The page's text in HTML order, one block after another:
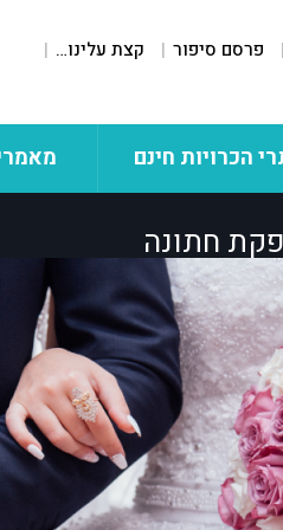
פרסם סיפור
קצת עלינו…
הכרויות חינם
חתונה